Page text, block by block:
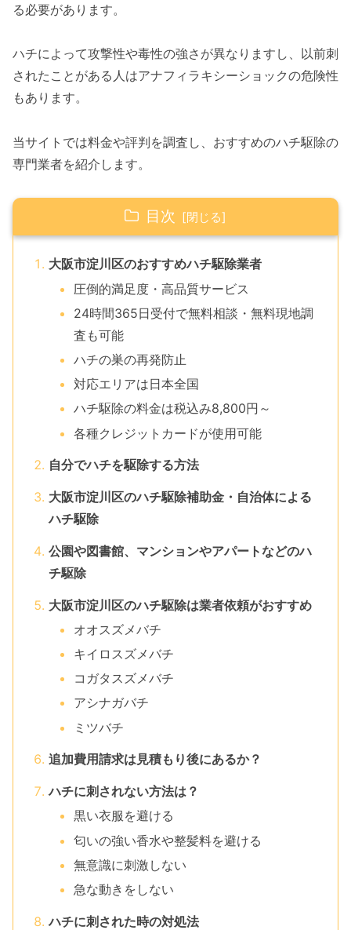
る必要があります。
ハチによって攻撃性や毒性の強さが異なりますし、以前刺
されたことがある人はアナフィラキシーショックの危険性
もあります。
当サイトでは料金や評判を調査し、おすすめのハチ駆除の
専門業者を紹介します。
目次
大阪市淀川区のおすすめハチ駆除業者
圧倒的満足度・高品質サービス
24時間365日受付で無料相談・無料現地調
査も可能
ハチの巣の再発防止
対応エリアは日本全国
ハチ駆除の料金は税込み8,800円～
各種クレジットカードが使用可能
自分でハチを駆除する方法
大阪市淀川区のハチ駆除補助金・自治体による
ハチ駆除
公園や図書館、マンションやアパートなどのハ
チ駆除
大阪市淀川区のハチ駆除は業者依頼がおすすめ
オオスズメバチ
キイロスズメバチ
コガタスズメバチ
アシナガバチ
ミツバチ
追加費用請求は見積もり後にあるか？
ハチに刺されない方法は？
黒い衣服を避ける
匂いの強い香水や整髪料を避ける
無意識に刺激しない
急な動きをしない
ハチに刺された時の対処法